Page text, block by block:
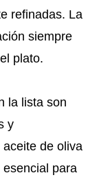
refinadas. La
siempre
plato.
la lista son
y
de oliva
para